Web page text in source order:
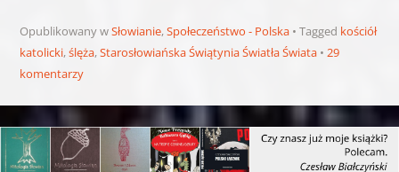
Opublikowany wSłowianie,Społeczeństwo - Polska Tagged kościół
katolicki,ślęża,Starosłowiańska Świątynia Światła Świata
29
komentarzy